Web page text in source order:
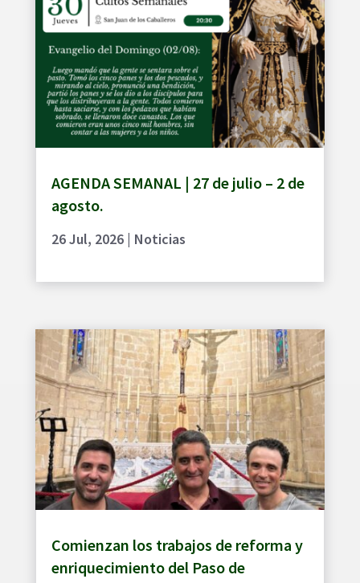
AGENDA SEMANAL | 27 de julio – 2 de
agosto.
26 Jul, 2026| Noticias
Comienzan los trabajos de reforma y
enriquecimiento del Paso de